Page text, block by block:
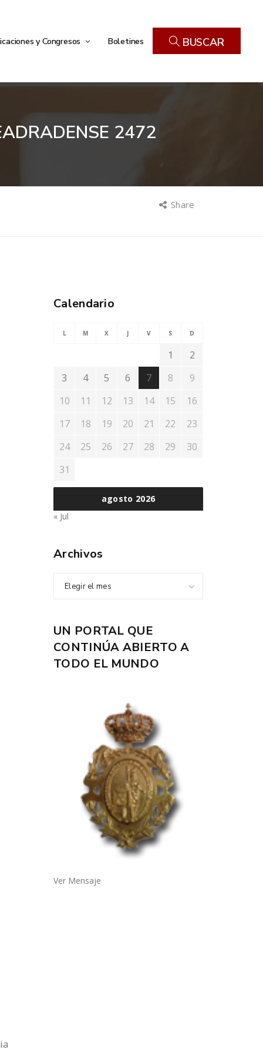
y Congresos Boletines BUSCAR
2472
Share
Calendario
agosto 2026
L M X J V S D
1
2
3
4 5 6 7 8
9
10
11 12 13 14 15
16
17
18 19 20 21 22
23
24
25 26 27 28 29
30
31
« Jul
Archivos
Elegir el mes
UN PORTAL QUE
CONTINÚA ABIERTO A
TODO EL MUNDO
Ver Mensaje